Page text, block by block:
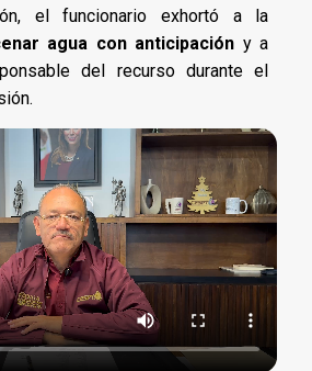
el funcionario exhortó a la
agua con anticipación y a
del recurso durante el